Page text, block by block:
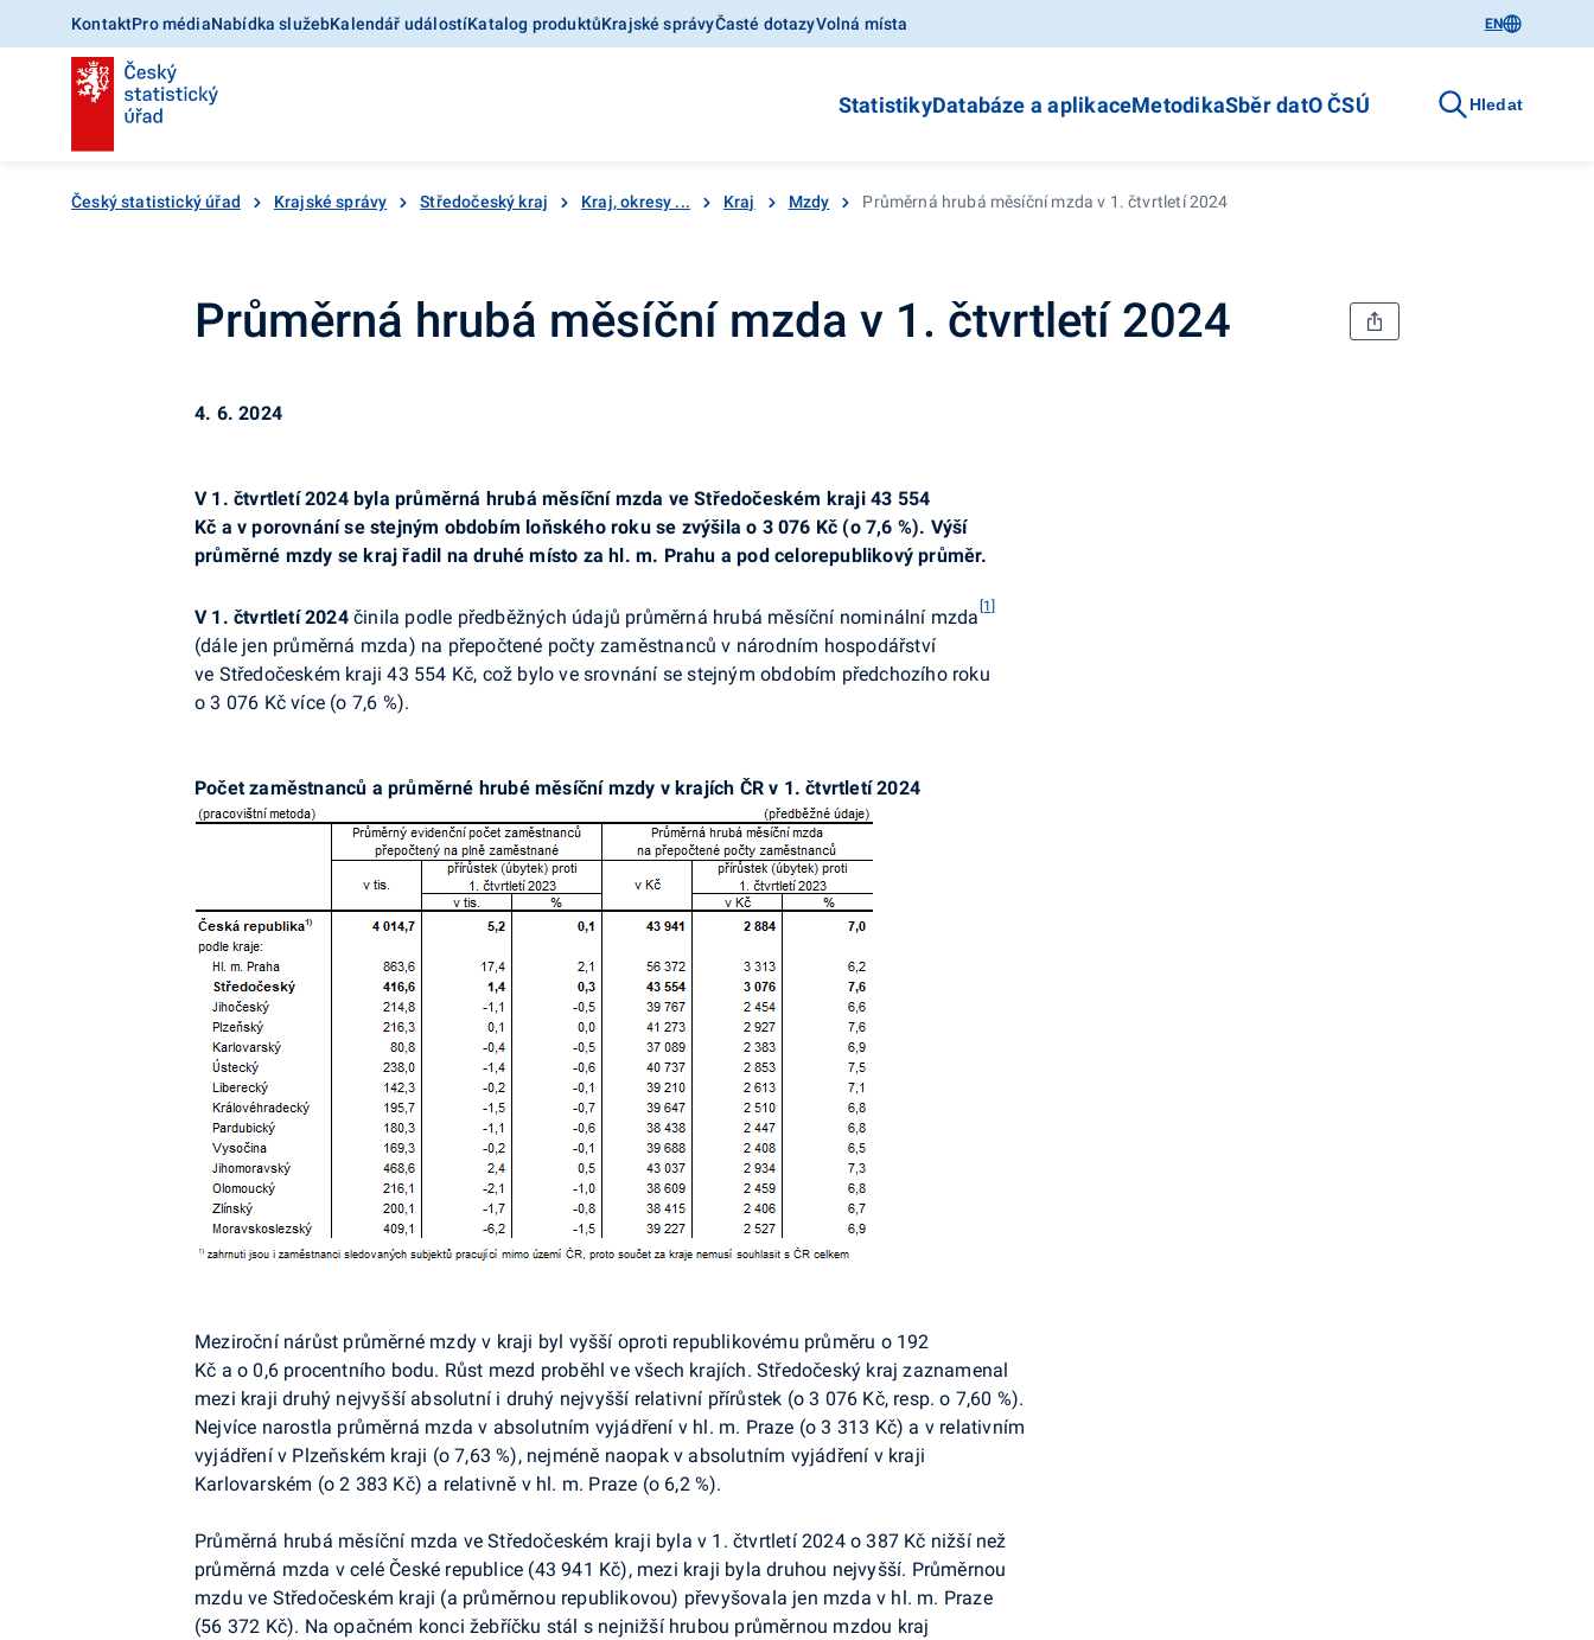
KontaktPro médiaNabídka služebKalendář událostíKatalog produktůKrajské správyČasté dotazyVolná místa EN
StatistikyDatabáze a aplikaceMetodikaSběr datO ČSÚ Hledat
Český statistický úřad Krajské správy Středočeský kraj Kraj, okresy ... Kraj Mzdy Průměrná hrubá měsíční mzda v 1. čtvrtletí 2024
Průměrná hrubá měsíční mzda v 1. čtvrtletí 2024
4. 6. 2024
V 1. čtvrtletí 2024 byla průměrná hrubá měsíční mzda ve Středočeském kraji 43 554
Kč a v porovnání se stejným obdobím loňského roku se zvýšila o 3 076 Kč (o 7,6 %). Výší
průměrné mzdy se kraj řadil na druhé místo za hl. m. Prahu a pod celorepublikový průměr.
V 1. čtvrtletí 2024činila podle předběžných údajů průměrná hrubá měsíční nominální mzda
[1]
(dále jen průměrná mzda) na přepočtené počty zaměstnanců v národním hospodářství
ve Středočeském kraji 43 554 Kč, což bylo ve srovnání se stejným obdobím předchozího roku
o 3 076 Kč více (o 7,6 %).
Počet zaměstnanců a průměrné hrubé měsíční mzdy v krajích ČR v 1. čtvrtletí 2024
Meziroční nárůst průměrné mzdy v kraji byl vyšší oproti republikovému průměru o 192
Kč a o 0,6 procentního bodu. Růst mezd proběhl ve všech krajích. Středočeský kraj zaznamenal
mezi kraji druhý nejvyšší absolutní i druhý nejvyšší relativní přírůstek (o 3 076 Kč, resp. o 7,60 %).
Nejvíce narostla průměrná mzda v absolutním vyjádření v hl. m. Praze (o 3 313 Kč) a v relativním
vyjádření v Plzeňském kraji (o 7,63 %), nejméně naopak v absolutním vyjádření v kraji
Karlovarském (o 2 383 Kč) a relativně v hl. m. Praze (o 6,2 %).
Průměrná hrubá měsíční mzda ve Středočeském kraji byla v 1. čtvrtletí 2024 o 387 Kč nižší než
průměrná mzda v celé České republice (43 941 Kč), mezi kraji byla druhou nejvyšší. Průměrnou
mzdu ve Středočeském kraji (a průměrnou republikovou) převyšovala jen mzda v hl. m. Praze
(56 372 Kč). Na opačném konci žebříčku stál s nejnižší hrubou průměrnou mzdou kraj